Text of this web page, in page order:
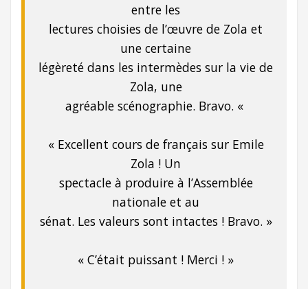
entre les
lectures choisies de l’œuvre de Zola et
une certaine
légèreté dans les intermèdes sur la vie de
Zola, une
agréable scénographie. Bravo. «
« Excellent cours de français sur Emile
Zola ! Un
spectacle à produire à l’Assemblée
nationale et au
sénat. Les valeurs sont intactes ! Bravo. »
« C’était puissant ! Merci ! »